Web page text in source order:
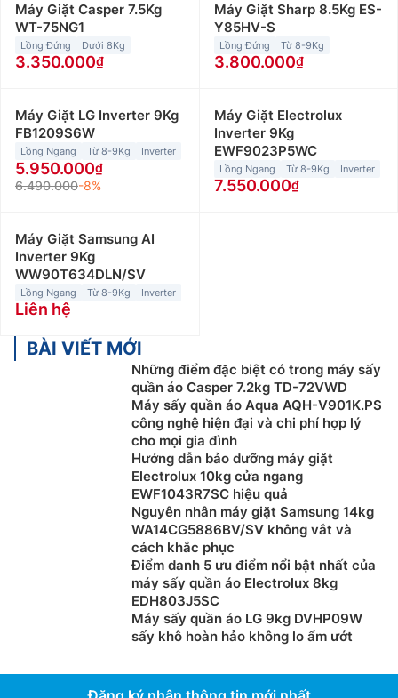
Máy Giặt Casper 7.5Kg
WT-75NG1
Lồng Đứng Dưới 8Kg
3.350.000
Máy Giặt Sharp 8.5Kg ES-
Y85HV-S
Lồng Đứng Từ 8-9Kg
3.800.000
Máy Giặt LG Inverter 9Kg
FB1209S6W
Lồng Ngang Từ 8-9Kg Inverter
5.950.000
6.490.000-8%
Máy Giặt Electrolux
Inverter 9Kg
EWF9023P5WC
Lồng Ngang Từ 8-9Kg Inverter
7.550.000
Máy Giặt Samsung AI
Inverter 9Kg
WW90T634DLN/SV
Lồng Ngang Từ 8-9Kg Inverter
Liên hệ
BÀI VIẾT MỚI
Những điểm đặc biệt có trong máy sấy
quần áo Casper 7.2kg TD-72VWD
Máy sấy quần áo Aqua AQH-V901K.PS
công nghệ hiện đại và chi phí hợp lý
cho mọi gia đình
Hướng dẫn bảo dưỡng máy giặt
Electrolux 10kg cửa ngang
EWF1043R7SC hiệu quả
Nguyên nhân máy giặt Samsung 14kg
WA14CG5886BV/SV không vắt và
cách khắc phục
Điểm danh 5 ưu điểm nổi bật nhất của
máy sấy quần áo Electrolux 8kg
EDH803J5SC
Máy sấy quần áo LG 9kg DVHP09W
sấy khô hoàn hảo không lo ẩm ướt